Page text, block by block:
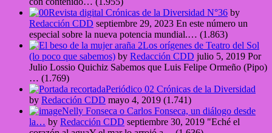
Revista digital Crónicas de la Diversidad N°36 by
Redacción CDD septiembre 29, 2023 En este número un
especial sobre la nueva potencia mundial.… (1.863)
Los orígenes de Teatro del Sol
(lo poco que sabemos) by Redacción CDD julio 5, 2019 Por
Julio Lossio Quichiz Sabemos que Luis Felipe Ormeño (Pipo)
… (1.769)
Periódico 02 Crónicas de la Diversidad
by Redacción CDD mayo 4, 2019 (1.741)
Nelly Fonseca o Carlos Fonseca, un diálogo desde
la… by Redacción CDD septiembre 30, 2019 "Eché el